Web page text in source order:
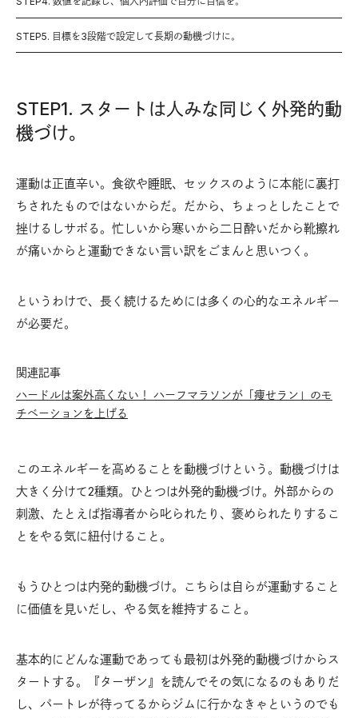
STEP5. 目標を3段階で設定して長期の動機づけに。
STEP1. スタートは人みな同じく外発的動
機づけ。
運動は正直辛い。食欲や睡眠、セックスのように本能に裏打
ちされたものではないからだ。だから、ちょっとしたことで
挫けるしサボる。忙しいから寒いから二日酔いだから靴擦れ
が痛いからと運動できない言い訳をごまんと思いつく。
というわけで、長く続けるためには多くの心的なエネルギー
が必要だ。
関連記事
ハードルは案外高くない！ ハーフマラソンが「痩せラン」のモ
チベーションを上げる
このエネルギーを高めることを動機づけという。動機づけは
大きく分けて2種類。ひとつは外発的動機づけ。外部からの
刺激、たとえば指導者から叱られたり、褒められたりするこ
とをやる気に紐付けること。
もうひとつは内発的動機づけ。こちらは自らが運動すること
に価値を見いだし、やる気を維持すること。
基本的にどんな運動であっても最初は外発的動機づけからス
タートする。『ターザン』を読んでその気になるのもありだ
し、パートレが待ってるからジムに行かなきゃというのでも